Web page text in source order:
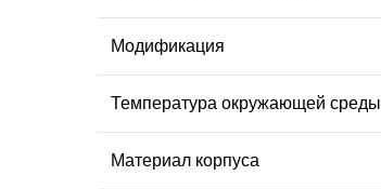
Модификация
Температура окружающей среды
Материал корпуса